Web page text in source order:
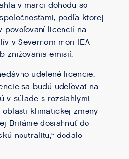
v marci dohodu so
podľa ktorej
povoľovaní licencií na
v Severnom mori IEA
znižovania emisií.
udelené licencie.
sa budú udeľovať na
v súlade s rozsiahlymi
klimatickej zmeny
Británie dosiahnuť do
neutralitu,“ dodalo